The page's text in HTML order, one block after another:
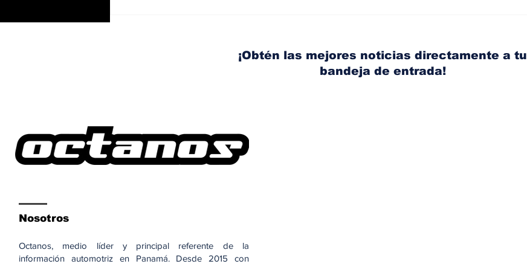
combustibles
¡Obtén las mejores noticias directamente a tu
bandeja de entrada!
Nosotros
Octanos, medio líder y principal referente de la
información automotriz en Panamá. Desde 2015 con